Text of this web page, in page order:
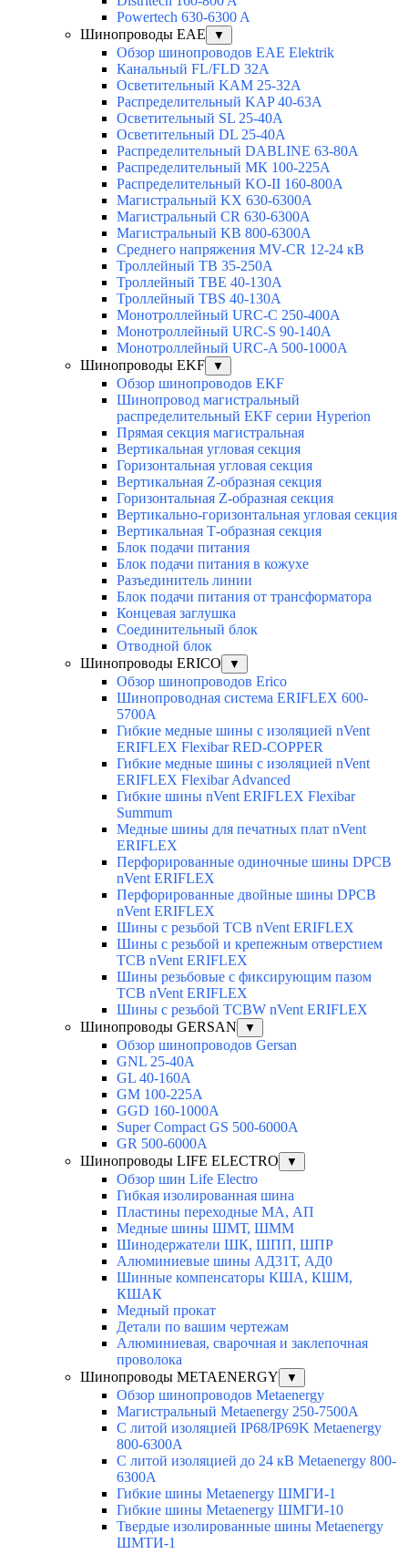
Powertech 630-6300 A
Шинопроводы EAE
▼
Обзор шинопроводов EAE Elektrik
Канальный FL/FLD 32A
Осветительный KAM 25-32А
Распределительный KAP 40-63A
Осветительный SL 25-40А
Осветительный DL 25-40А
Распределительный DABLINE 63-80A
Распределительный МК 100-225А
Распределительный KO-II 160-800А
Магистральный KX 630-6300А
Магистральный CR 630-6300А
Магистральный KB 800-6300А
Среднего напряжения MV-CR 12-24 кВ
Троллейный TB 35-250A
Троллейный TBE 40-130A
Троллейный TBS 40-130A
Монотроллейный URC-C 250-400A
Монотроллейный URC-S 90-140A
Монотроллейный URC-A 500-1000A
Шинопроводы EKF
▼
Обзор шинопроводов EKF
Шинопровод магистральный
распределительный EKF серии Hyperion
Прямая секция магистральная
Вертикальная угловая секция
Горизонтальная угловая секция
Вертикальная Z-образная секция
Горизонтальная Z-образная секция
Вертикально-горизонтальная угловая секция
Вертикальная Т-образная секция
Блок подачи питания
Блок подачи питания в кожухе
Разъединитель линии
Блок подачи питания от трансформатора
Концевая заглушка
Соединительный блок
Отводной блок
Шинопроводы ERICO
▼
Обзор шинопроводов Erico
Шинопроводная система ERIFLEX 600-
5700A
Гибкие медные шины с изоляцией nVent
ERIFLEX Flexibar RED-COPPER
Гибкие медные шины с изоляцией nVent
ERIFLEX Flexibar Advanced
Гибкие шины nVent ERIFLEX Flexibar
Summum
Медные шины для печатных плат nVent
ERIFLEX
Перфорированные одиночные шины DPCB
nVent ERIFLEX
Перфорированные двойные шины DPCB
nVent ERIFLEX
Шины с резьбой TCB nVent ERIFLEX
Шины с резьбой и крепежным отверстием
TCB nVent ERIFLEX
Шины резьбовые с фиксирующим пазом
TCB nVent ERIFLEX
Шины с резьбой TCBW nVent ERIFLEX
Шинопроводы GERSAN
▼
Обзор шинопроводов Gersan
GNL 25-40A
GL 40-160A
GM 100-225A
GGD 160-1000A
Super Compact GS 500-6000A
GR 500-6000A
Шинопроводы LIFE ELECTRO
▼
Обзор шин Life Electro
Гибкая изолированная шина
Пластины переходные МА, АП
Медные шины ШМТ, ШММ
Шинодержатели ШК, ШПП, ШПР
Алюминиевые шины АД31Т, АД0
Шинные компенсаторы КША, КШМ,
КШАК
Медный прокат
Детали по вашим чертежам
Алюминиевая, cварочная и заклепочная
проволока
Шинопроводы METAENERGY
▼
Обзор шинопроводов Metaenergy
Магистральный Metaenergy 250-7500A
С литой изоляцией IP68/IP69K Metaenergy
800-6300A
С литой изоляцией до 24 кВ Metaenergy 800-
6300A
Гибкие шины Metaenergy ШМГИ-1
Гибкие шины Metaenergy ШМГИ-10
Твердые изолированные шины Metaenergy
ШМТИ-1